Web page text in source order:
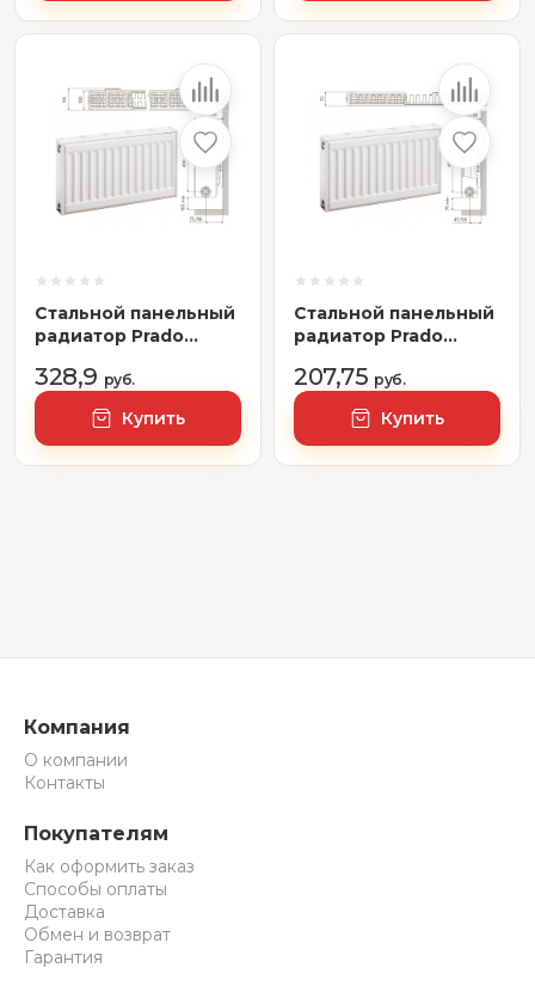
Стальной панельный
радиатор Prado
500x1100
328,9 руб.
Купить
Стальной панельный
радиатор Prado
500x1000
207,75 руб.
Купить
Компания
О компании
Контакты
Покупателям
Как оформить заказ
Способы оплаты
Доставка
Обмен и возврат
Гарантия